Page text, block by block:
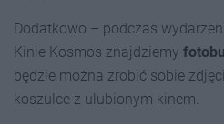
Dodatkowo – podczas
Kinie Kosmos znajdziemy
będzie można zrobić sobie
koszulce z ulubionym kinem.